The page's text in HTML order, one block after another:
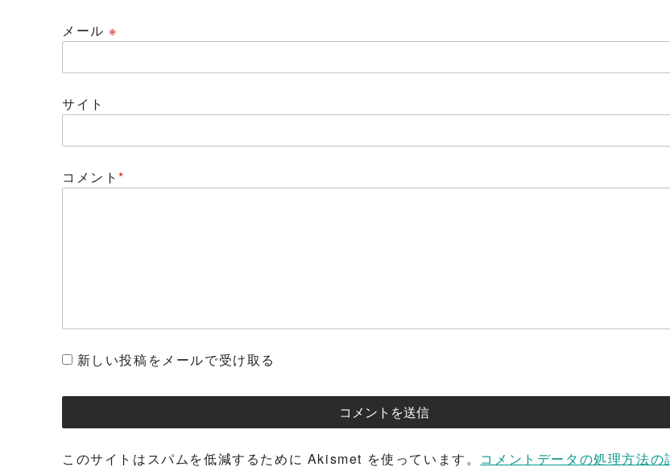
メール※
サイト
コメント*
新しい投稿をメールで受け取る
このサイトはスパムを低減するために Akismet を使っています。 コメントデータの処理方法の